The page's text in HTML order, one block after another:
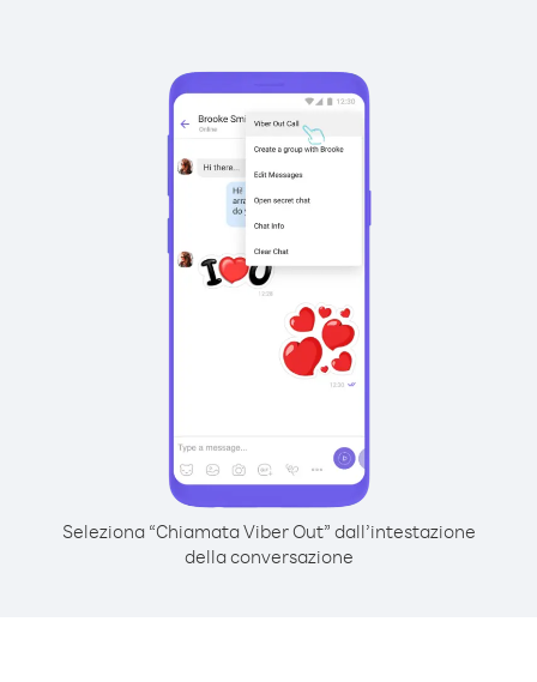
Seleziona “Chiamata Viber Out” dall’intestazione
della conversazione